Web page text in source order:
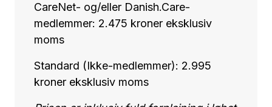
CareNet- og/eller Danish.Care-
medlemmer: 2.475 kroner eksklusiv
moms
Standard (Ikke-medlemmer): 2.995
kroner eksklusiv moms